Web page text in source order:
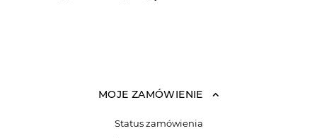
MOJE ZAMÓWIENIE
Status zamówienia